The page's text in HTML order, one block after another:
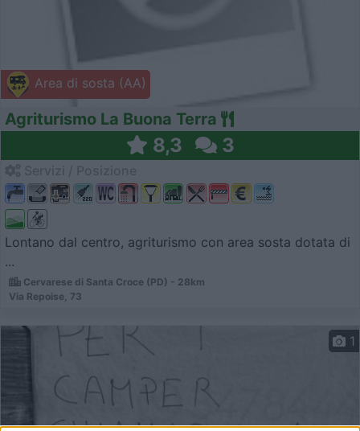
Area di sosta (AA)
Agriturismo La Buona Terra
8,3 3
Lontano dal centro, agriturismo con area sosta dotata di
...
Cervarese di Santa Croce (PD) - 28km
Via Repoise, 73
1